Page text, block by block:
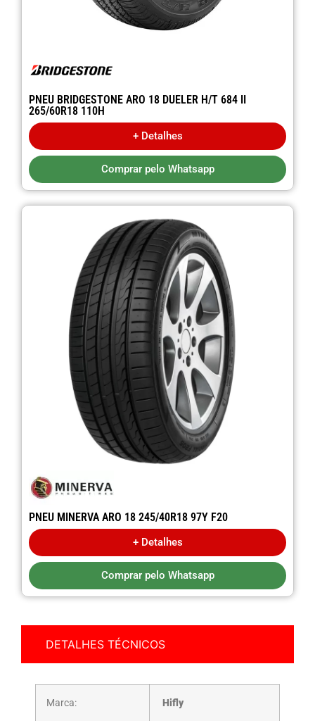
PNEU BRIDGESTONE ARO 18 DUELER H/T 684 II
265/60R18 110H
+ Detalhes
Comprar pelo Whatsapp
PNEU MINERVA ARO 18 245/40R18 97Y F20
+ Detalhes
Comprar pelo Whatsapp
DETALHES TÉCNICOS
Marca: Hifly